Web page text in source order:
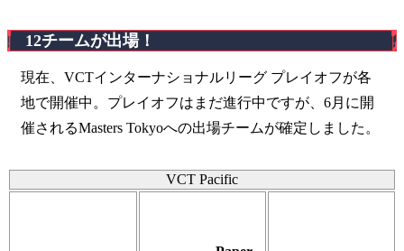
12チームが出場！
現在、VCTインターナショナルリーグ プレイオフが各
地で開催中。プレイオフはまだ進行中ですが、6月に開
催されるMasters Tokyoへの出場チームが確定しました。
VCT Pacific